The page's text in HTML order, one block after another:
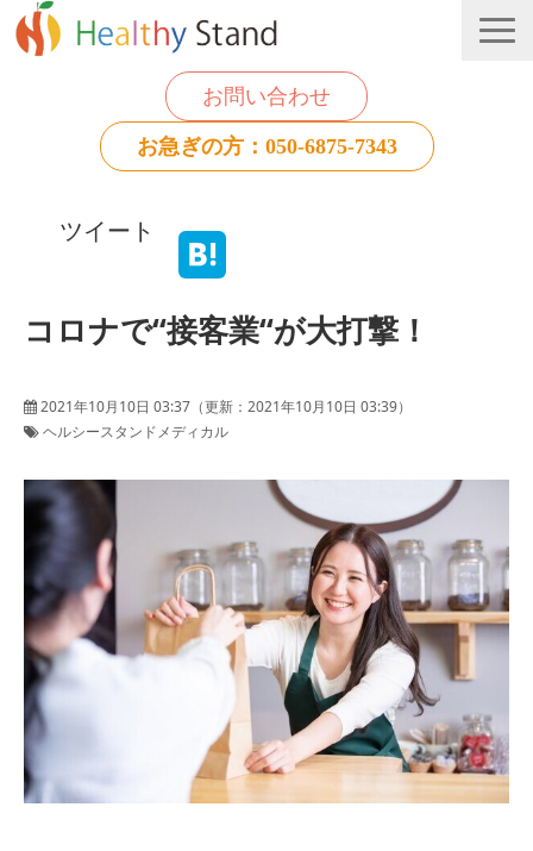
お問い合わせ
お急ぎの方：050-6875-7343
個人のお客様
ツイート
コロナで“接客業“が大打撃！
2021年10月10日 03:37 （更新： 2021年10月10日 03:39）
ヘルシースタンドメディカル